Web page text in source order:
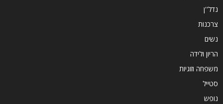
נדל''ן
צרכנות
נשים
הריון ולידה
משפחה וזוגיות
סטייל
נופש